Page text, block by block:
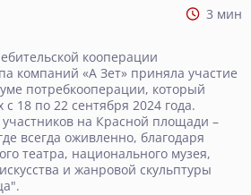
3 мин
кооперации
компаний «А Зет» приняла участие
потребкооперации, который
18 по 22 сентября 2024 года.
на Красной площади –
всегда оживленно, благодаря
театра, национального музея,
и жанровой скульптуры